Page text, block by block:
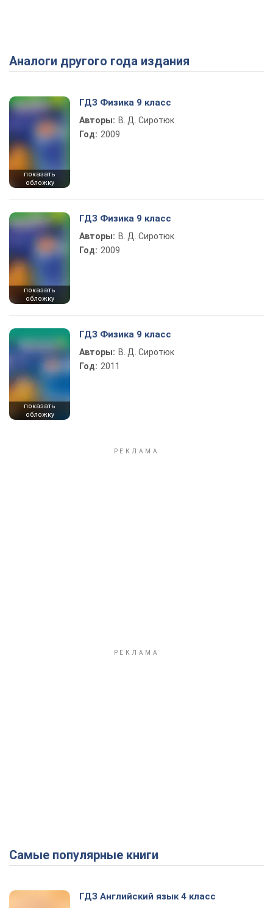
Play Video
Аналоги другого года издания
показать
обложку
ГДЗ Физика 9 класс
Авторы: В. Д. Сиротюк
Год: 2009
показать
обложку
ГДЗ Физика 9 класс
Авторы: В. Д. Сиротюк
Год: 2009
показать
обложку
ГДЗ Физика 9 класс
Авторы: В. Д. Сиротюк
Год: 2011
Самые популярные книги
ГДЗ Английский язык 4 класс